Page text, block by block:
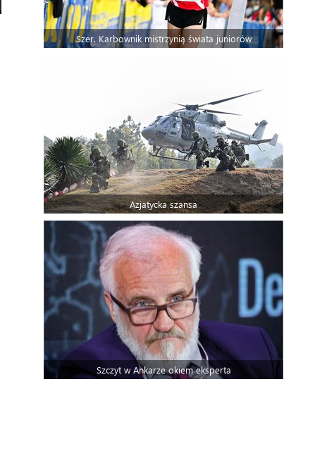
Szer. Karbownik mistrzynią świata juniorów
Azjatycka szansa
Szczyt w Ankarze okiem eksperta